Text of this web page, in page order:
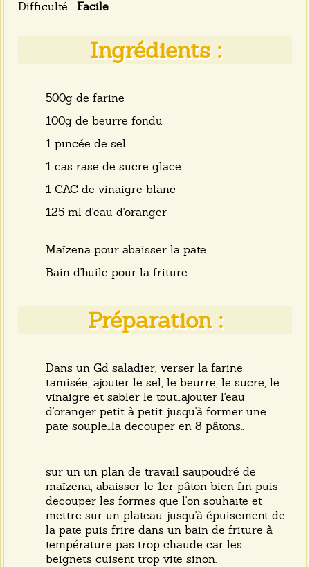
Difficulté : Facile
Ingrédients :
500g de farine
100g de beurre fondu
1 pincée de sel
1 cas rase de sucre glace
1 CAC de vinaigre blanc
125 ml d'eau d'oranger
Maïzena pour abaisser la pate
Bain d'huile pour la friture
Préparation :
Dans un Gd saladier, verser la farine
tamisée, ajouter le sel, le beurre, le sucre, le
vinaigre et sabler le tout...ajouter l'eau
d'oranger petit à petit jusqu'à former une
pate souple...la decouper en 8 pâtons..
sur un un plan de travail saupoudré de
maïzena, abaisser le 1er pâton bien fin puis
decouper les formes que l'on souhaite et
mettre sur un plateau jusqu'à épuisement de
la pate puis frire dans un bain de friture à
température pas trop chaude car les
beignets cuisent trop vite sinon.